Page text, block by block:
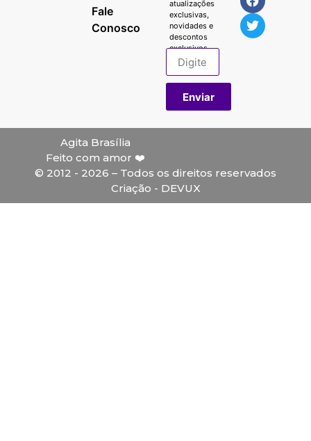
Fale
Conosco
atualizações
exclusivas,
novidades e
descontos
exclusivos.
Enviar
Agita Brasília
Feito com amor ❤️
© 2012 - 2026 – Todos os direitos reservados
Criação - DEVUX